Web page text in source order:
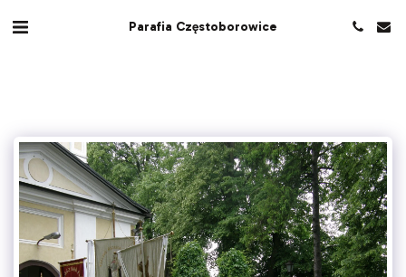
Parafia Częstoborowice